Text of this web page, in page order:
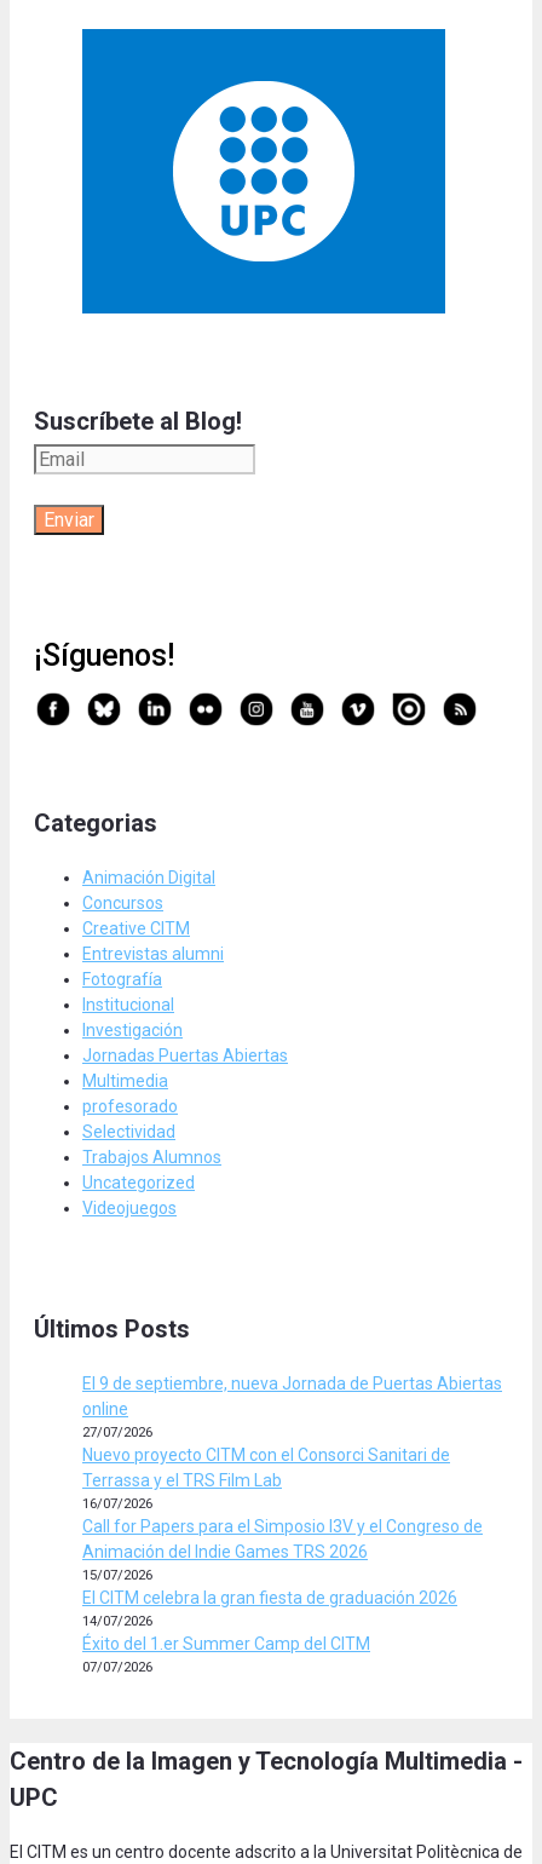
Suscríbete al Blog!
¡Síguenos!
Categorias
Animación Digital
Concursos
Creative CITM
Entrevistas alumni
Fotografía
Institucional
Investigación
Jornadas Puertas Abiertas
Multimedia
profesorado
Selectividad
Trabajos Alumnos
Uncategorized
Videojuegos
Últimos Posts
El 9 de septiembre, nueva Jornada de Puertas Abiertas
online
27/07/2026
Nuevo proyecto CITM con el Consorci Sanitari de
Terrassa y el TRS Film Lab
16/07/2026
Call for Papers para el Simposio I3V y el Congreso de
Animación del Indie Games TRS 2026
15/07/2026
El CITM celebra la gran fiesta de graduación 2026
14/07/2026
Éxito del 1.er Summer Camp del CITM
07/07/2026
Centro de la Imagen y Tecnología Multimedia -
UPC
El CITM es un centro docente adscrito a la Universitat Politècnica de